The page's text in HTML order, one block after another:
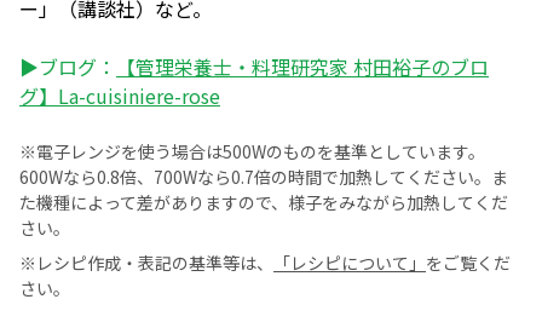
ー」（講談社）など。
▶ブログ：
【管理栄養士・料理研究家 村田裕子のブロ
グ】La-cuisiniere-rose
※電子レンジを使う場合は500Wのものを基準としています。
600Wなら0.8倍、700Wなら0.7倍の時間で加熱してください。ま
た機種によって差がありますので、様子をみながら加熱してくだ
さい。
※レシピ作成・表記の基準等は、
「レシピについて」 をご覧くだ
さい。